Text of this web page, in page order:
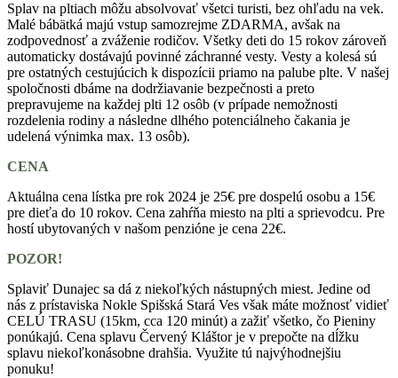
Splav na pltiach môžu absolvovať všetci turisti, bez ohľadu na vek.
Malé bábätká majú vstup samozrejme ZDARMA, avšak na
zodpovednosť a zváženie rodičov. Všetky deti do 15 rokov zároveň
automaticky dostávajú povinné záchranné vesty. Vesty a kolesá sú
pre ostatných cestujúcich k dispozícii priamo na palube plte. V našej
spoločnosti dbáme na dodržiavanie bezpečnosti a preto
prepravujeme na každej plti 12 osôb (v prípade nemožnosti
rozdelenia rodiny a následne dlhého potenciálneho čakania je
udelená výnimka max. 13 osôb).
CENA
Aktuálna cena lístka pre rok 2024 je 25€ pre dospelú osobu a 15€
pre dieťa do 10 rokov. Cena zahŕňa miesto na plti a sprievodcu. Pre
hostí ubytovaných v našom penzióne je cena 22€.
POZOR!
Splaviť Dunajec sa dá z niekoľkých nástupných miest. Jedine od
nás z prístaviska Nokle Spišská Stará Ves však máte možnosť vidieť
CELÚ TRASU (15km, cca 120 minút) a zažiť všetko, čo Pieniny
ponúkajú. Cena splavu Červený Kláštor je v prepočte na dĺžku
splavu niekoľkonásobne drahšia. Využite tú najvýhodnejšiu
ponuku!